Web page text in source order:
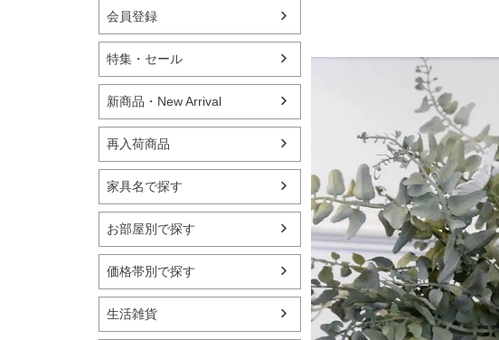
会員登録
特集・セール
新商品・New Arrival
再入荷商品
家具名で探す
お部屋別で探す
価格帯別で探す
生活雑貨